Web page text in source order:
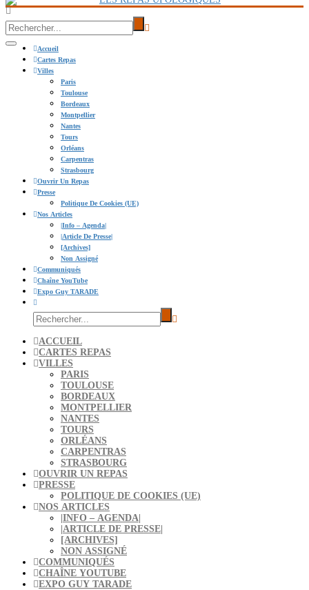
Accueil
Cartes Repas
Villes
Paris
Toulouse
Bordeaux
Montpellier
Nantes
Tours
Orléans
Carpentras
Strasbourg
Ouvrir Un Repas
Presse
Politique De Cookies (UE)
Nos Articles
|info – Agenda|
|Article De Presse|
[Archives]
Non Assigné
Communiqués
Chaîne YouTube
Expo Guy TARADE
ACCUEIL
CARTES REPAS
VILLES
PARIS
TOULOUSE
BORDEAUX
MONTPELLIER
NANTES
TOURS
ORLÉANS
CARPENTRAS
STRASBOURG
OUVRIR UN REPAS
PRESSE
POLITIQUE DE COOKIES (UE)
NOS ARTICLES
|INFO – AGENDA|
|ARTICLE DE PRESSE|
[ARCHIVES]
NON ASSIGNÉ
COMMUNIQUÉS
CHAÎNE YOUTUBE
EXPO GUY TARADE